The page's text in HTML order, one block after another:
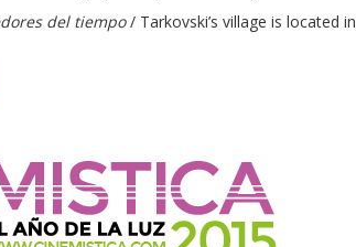
del tiempo/ Tarkovski’s village is located in